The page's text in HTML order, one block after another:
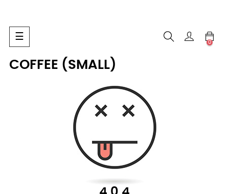
Umschalten
der
Navigation
☰
0
COFFEE (SMALL)